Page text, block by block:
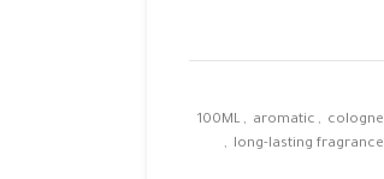
100ML , aromatic , cologne
, long-lasting fragrance